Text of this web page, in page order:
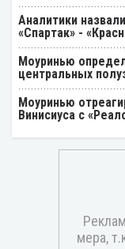
Аналитики
«Спартак» -
Моуринью
центральных
Моуринью
Винисиуса с